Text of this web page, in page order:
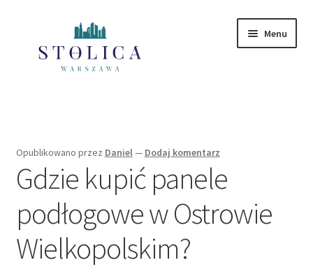
nawigacji
treści
Menu
Polityka Prywatności
Opublikowano przez Daniel — Dodaj komentarz
Gdzie kupić panele
podłogowe w Ostrowie
Wielkopolskim?